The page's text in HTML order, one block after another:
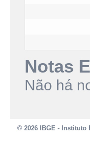
Notas
Não há
© 2026 IBGE - Instituto